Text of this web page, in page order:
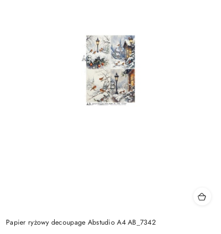
Papier ryżowy decoupage Abstudio A4 AB_7342